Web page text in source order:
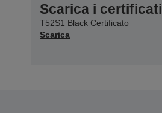
Scarica i certificati
T52S1 Black Certificato
Scarica